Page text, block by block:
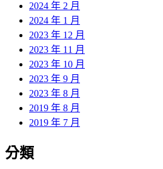
2024 年 2 月
2024 年 1 月
2023 年 12 月
2023 年 11 月
2023 年 10 月
2023 年 9 月
2023 年 8 月
2019 年 8 月
2019 年 7 月
分類